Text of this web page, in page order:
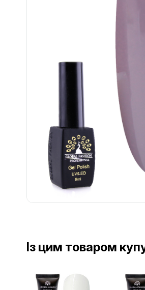
Із цим товаром